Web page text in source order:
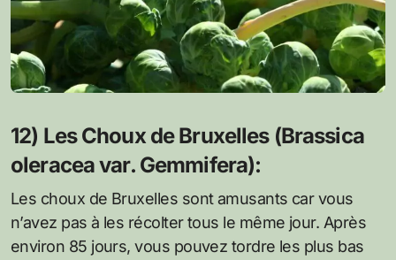
12) Les Choux de Bruxelles (Brassica
oleracea var. Gemmifera):
Les choux de Bruxelles sont amusants car vous
n’avez pas à les récolter tous le même jour. Après
environ 85 jours, vous pouvez tordre les plus bas